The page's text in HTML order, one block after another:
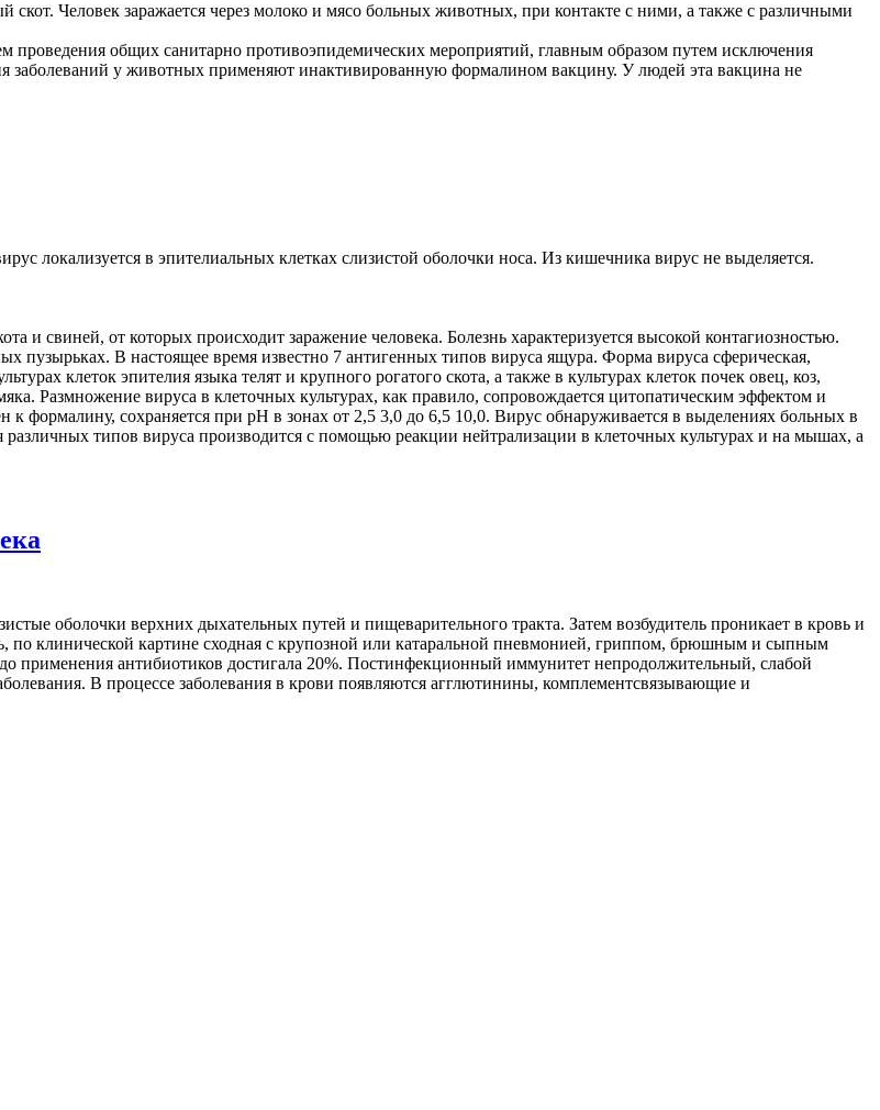
Человек заражается через молоко и мясо больных животных, при контакте с ними, а также с различными
проведения общих санитарно противоэпидемических мероприятий, главным образом путем исключения
заболеваний у животных применяют инактивированную формалином вакцину. У людей эта вакцина не
локализуется в эпителиальных клетках слизистой оболочки носа. Из кишечника вирус не выделяется.
и свиней, от которых происходит заражение человека. Болезнь характеризуется высокой контагиозностью.
В настоящее время известно 7 антигенных типов вируса ящура. Форма вируса сферическая,
клеток эпителия языка телят и крупного рогатого скота, а также в культурах клеток почек овец, коз,
Размножение вируса в клеточных культурах, как правило, сопровождается цитопатическим эффектом и
формалину, сохраняется при рН в зонах от 2,5 3,0 до 6,5 10,0. Вирус обнаруживается в выделениях больных в
типов вируса производится с помощью реакции нейтрализации в клеточных культурах и на мышах, а
оболочки верхних дыхательных путей и пищеварительного тракта. Затем возбудитель проникает в кровь и
по клинической картине сходная с крупозной или катаральной пневмонией, гриппом, брюшным и сыпным
применения антибиотиков достигала 20%. Постинфекционный иммунитет непродолжительный, слабой
В процессе заболевания в крови появляются агглютинины, комплементсвязывающие и